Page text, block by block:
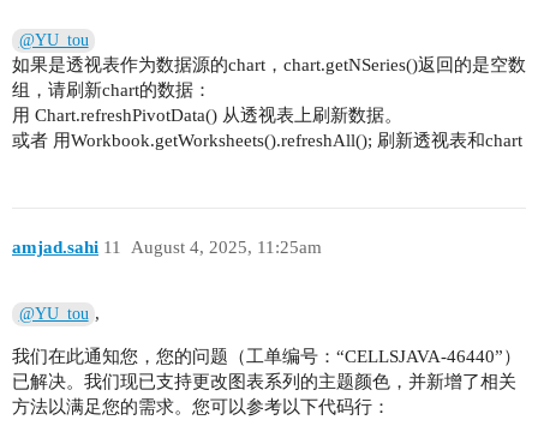
@YU_tou
如果是透视表作为数据源的chart，chart.getNSeries()返回的是空数
组，请刷新chart的数据：
用 Chart.refreshPivotData() 从透视表上刷新数据。
或者 用Workbook.getWorksheets().refreshAll(); 刷新透视表和chart
amjad.sahi August 4, 2025, 11:25am
11
@YU_tou ,
我们在此通知您，您的问题（工单编号：“CELLSJAVA-46440”）
已解决。我们现已支持更改图表系列的主题颜色，并新增了相关
方法以满足您的需求。您可以参考以下代码行：